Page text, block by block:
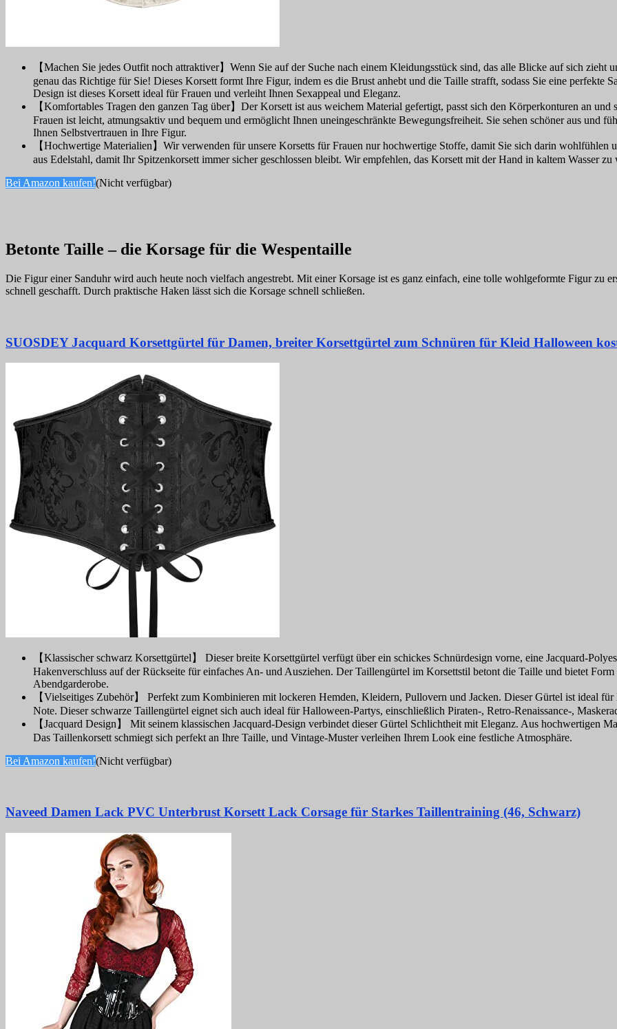
【Machen Sie jedes Outfit noch attraktiver】Wenn Sie auf der Suche nach einem Kleidungsstück sind, das alle Blicke auf sich zieht
genau das Richtige für Sie! Dieses Korsett formt Ihre Figur, indem es die Brust anhebt und die Taille strafft, sodass Sie eine perfekte
Design ist dieses Korsett ideal für Frauen und verleiht Ihnen Sexappeal und Eleganz.
【Komfortables Tragen den ganzen Tag über】Der Korsett ist aus weichem Material gefertigt, passt sich den Körperkonturen an
Frauen ist leicht, atmungsaktiv und bequem und ermöglicht Ihnen uneingeschränkte Bewegungsfreiheit. Sie sehen schöner aus und
Ihnen Selbstvertrauen in Ihre Figur.
【Hochwertige Materialien】Wir verwenden für unsere Korsetts für Frauen nur hochwertige Stoffe, damit Sie sich darin wohlfühlen
aus Edelstahl, damit Ihr Spitzenkorsett immer sicher geschlossen bleibt. Wir empfehlen, das Korsett mit der Hand in kaltem Wasser
Bei Amazon kaufen!(Nicht verfügbar)
Betonte Taille – die Korsage für die Wespentaille
Die Figur einer Sanduhr wird auch heute noch vielfach angestrebt. Mit einer Korsage ist es ganz einfach, eine tolle wohlgeformte Figur zu
schnell geschafft. Durch praktische Haken lässt sich die Korsage schnell schließen.
SUOSDEY Jacquard Korsettgürtel für Damen, breiter Korsettgürtel zum Schnüren für Kleid Halloween
【Klassischer schwarz Korsettgürtel】 Dieser breite Korsettgürtel verfügt über ein schickes Schnürdesign vorne, eine Jacquard-
Hakenverschluss auf der Rückseite für einfaches An- und Ausziehen. Der Taillengürtel im Korsettstil betont die Taille und bietet
Abendgarderobe.
【Vielseitiges Zubehör】 Perfekt zum Kombinieren mit lockeren Hemden, Kleidern, Pullovern und Jacken. Dieser Gürtel ist ideal
Note. Dieser schwarze Taillengürtel eignet sich auch ideal für Halloween-Partys, einschließlich Piraten-, Retro-Renaissance-,
【Jacquard Design】 Mit seinem klassischen Jacquard-Design verbindet dieser Gürtel Schlichtheit mit Eleganz. Aus hochwertigen
Das Taillenkorsett schmiegt sich perfekt an Ihre Taille, und Vintage-Muster verleihen Ihrem Look eine festliche Atmosphäre.
Bei Amazon kaufen!(Nicht verfügbar)
Naveed Damen Lack PVC Unterbrust Korsett Lack Corsage für Starkes Taillentraining (46, Schwarz)